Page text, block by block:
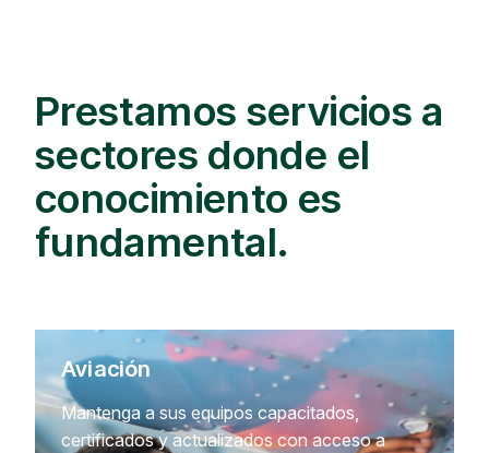
Prestamos servicios a
sectores donde el
conocimiento es
fundamental.
Aviación
Mantenga a sus equipos capacitados,
certificados y actualizados con acceso a